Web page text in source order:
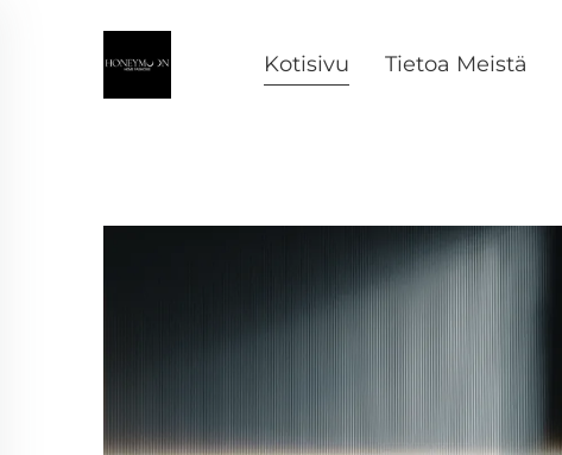
Kotisivu Tietoa Meistä